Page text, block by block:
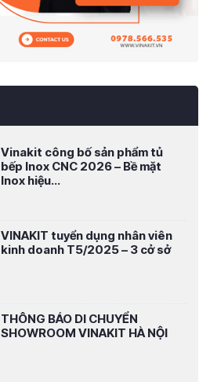
Vinakit công bố sản phẩm tủ
bếp Inox CNC 2026 – Bề mặt
Inox hiệu...
VINAKIT tuyển dụng nhân viên
kinh doanh T5/2025 – 3 cở sở
THÔNG BÁO DI CHUYỂN
SHOWROOM VINAKIT HÀ NỘI